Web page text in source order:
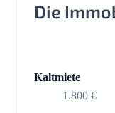
Die
Kaltmiete
1.800 €